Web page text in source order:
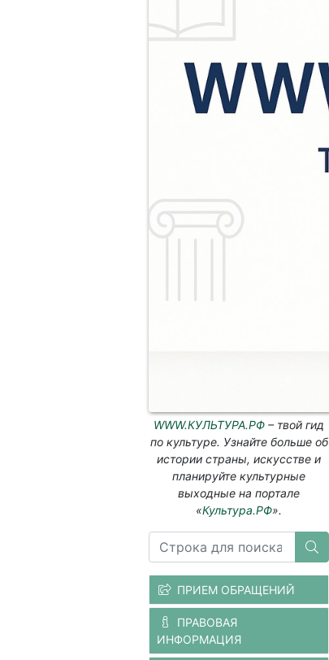
WWW.КУЛЬТУРА.РФ – твой гид
по культуре. Узнайте больше об
истории страны, искусстве и
планируйте культурные
выходные на портале
«Культура.РФ».
ПРИЕМ ОБРАЩЕНИЙ
ПРАВОВАЯ
ИНФОРМАЦИЯ